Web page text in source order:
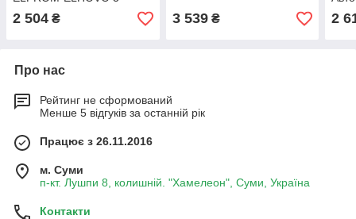
шпильки
2 504 ₴ 3 539₴ 2
Про нас
Рейтинг не сформований
Менше 5 відгуків за останній рік
Працює з 26.11.2016
м. Суми
п-кт. Лушпи 8, колишній. "Хамелеон", Суми, Україна
Контакти